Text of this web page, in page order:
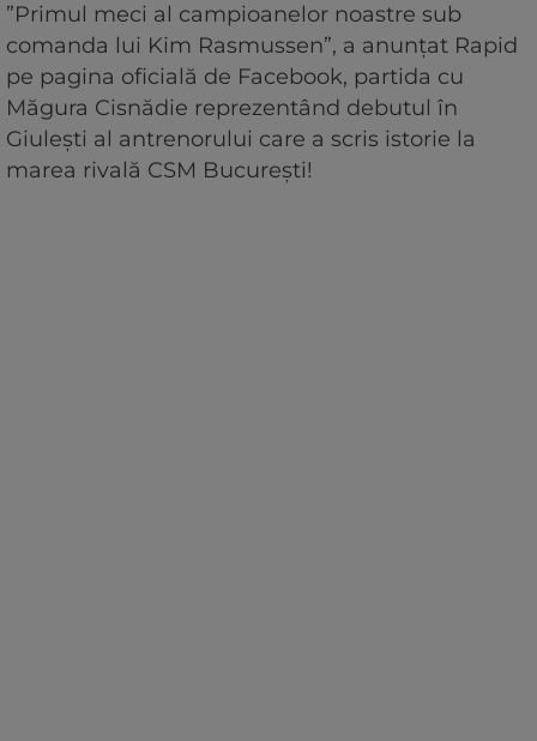
”Primul meci al campioanelor noastre sub
comanda lui Kim Rasmussen”, a anunțat Rapid
pe pagina oficială de Facebook, partida cu
Măgura Cisnădie reprezentând debutul în
Giulești al antrenorului care a scris istorie la
marea rivală CSM București!